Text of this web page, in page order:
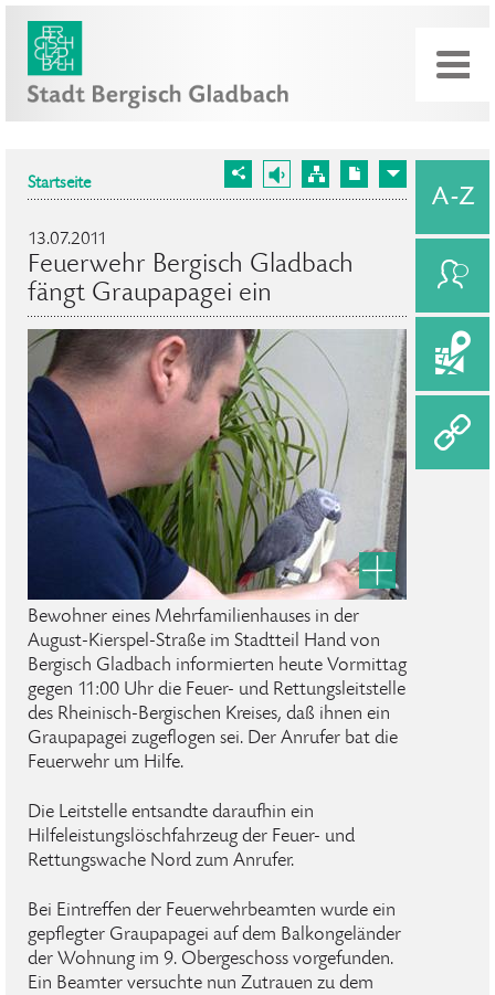
Startseite
13.07.2011
Feuerwehr Bergisch Gladbach
fängt Graupapagei ein
Bewohner eines Mehrfamilienhauses in der
August-Kierspel-Straße im Stadtteil Hand von
Bergisch Gladbach informierten heute Vormittag
gegen 11:00 Uhr die Feuer- und Rettungsleitstelle
des Rheinisch-Bergischen Kreises, daß ihnen ein
Graupapagei zugeflogen sei. Der Anrufer bat die
Feuerwehr um Hilfe.
Die Leitstelle entsandte daraufhin ein
Hilfeleistungslöschfahrzeug der Feuer- und
Rettungswache Nord zum Anrufer.
Bei Eintreffen der Feuerwehrbeamten wurde ein
gepflegter Graupapagei auf dem Balkongeländer
der Wohnung im 9. Obergeschoss vorgefunden.
Ein Beamter versuchte nun Zutrauen zu dem